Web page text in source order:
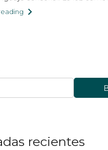
recientes